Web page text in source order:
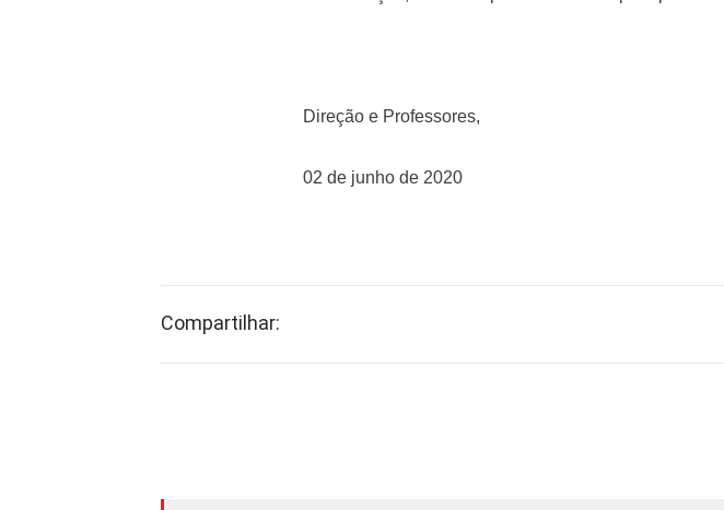
Direção e Professores,
02 de junho de 2020
Compartilhar: